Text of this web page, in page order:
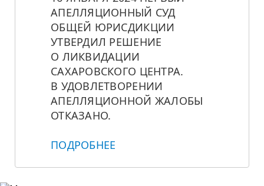
АПЕЛЛЯЦИОННЫЙ СУД
ОБЩЕЙ ЮРИСДИКЦИИ
УТВЕРДИЛ РЕШЕНИЕ
О ЛИКВИДАЦИИ
САХАРОВСКОГО ЦЕНТРА.
В УДОВЛЕТВОРЕНИИ
АПЕЛЛЯЦИОННОЙ ЖАЛОБЫ
ОТКАЗАНО.
ПОДРОБНЕЕ